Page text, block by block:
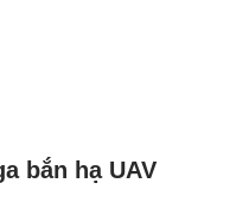
bắn hạ UAV